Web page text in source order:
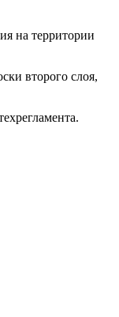
на территории
второго слоя,